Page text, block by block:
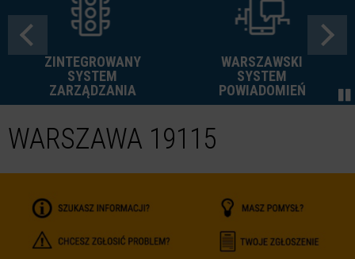
ZINTEGROWANY
SYSTEM
ZARZĄDZANIA
WARSZAWSKI
SYSTEM
POWIADOMIEŃ
WARSZAWA 19115